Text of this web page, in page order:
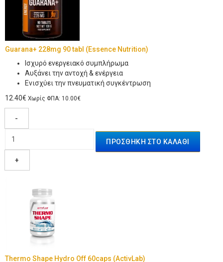
Guarana+ 228mg 90 tabl (Essence Nutrition)
Iσχυρό ενεργειακό συμπλήρωμα
Αυξάνει την αντοχή & ενέργεια
Ενισχύει την πνευματική συγκέντρωση
12.40€ Χωρίς ΦΠΑ: 10.00€
-
+
Thermo Shape Hydro Off 60caps (ActivLab)